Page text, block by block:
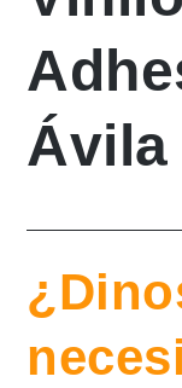
Ávila